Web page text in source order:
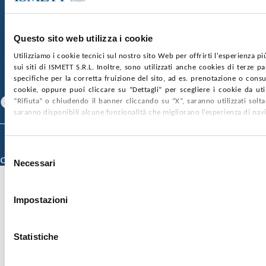
Questo sito web utilizza i cookie
Utilizziamo i cookie tecnici sul nostro sito Web per offrirti l'esperienza
sui siti di ISMETT S.R.L. Inoltre, sono utilizzati anche cookies di terze
specifiche per la corretta fruizione del sito, ad es. prenotazione o
cookie, oppure puoi cliccare su “Dettagli” per scegliere i cookie da
“Rifiuta” o chiudendo il banner cliccando su “X”, saranno utilizzati
saranno disponibili alcune funzionalità che migliorano l’esperienza di
delNecessari
Impostazioni
Statistiche
GARE E CONTRATTIPRIVACYCOOKIE POLICY
CONTATTI
SEGUICI SU
Facebook Linkedin Youtube
© 2026 ISMETT (Istituto Mediterraneo per i Trapianti e Terapie ad Alta
Credits